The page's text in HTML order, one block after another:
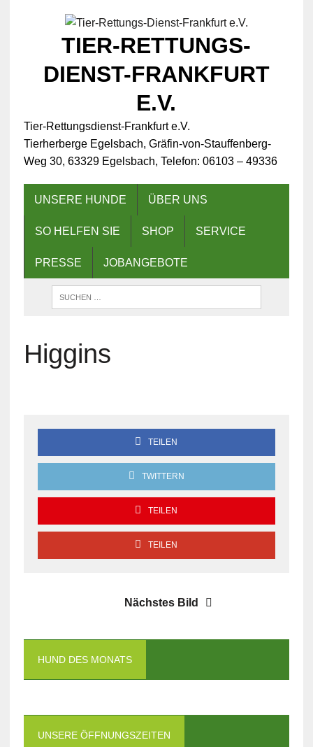
TIER-RETTUNGS-
DIENST-FRANKFURT
E.V.
Tier-Rettungsdienst-Frankfurt e.V.
Tierherberge Egelsbach, Gräfin-von-Stauffenberg-
Weg 30, 63329 Egelsbach, Telefon: 06103 – 49336
UNSERE HUNDE ÜBER UNS
SO HELFEN SIE SHOP SERVICE
PRESSE JOBANGEBOTE
Higgins
TEILEN
TWITTERN
TEILEN
TEILEN
Nächstes Bild
HUND DES MONATS
UNSERE ÖFFNUNGSZEITEN